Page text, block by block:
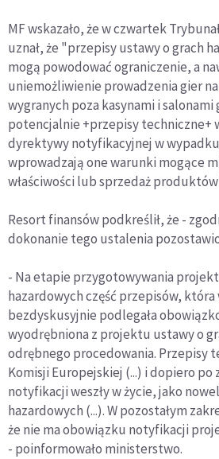
MF wskazało, że w czwartek
uznał, że "przepisy ustawy o grach
mogą powodować ograniczenie, a
uniemożliwienie prowadzenia gier
wygranych poza kasynami i salonami
potencjalnie +przepisy techniczne+
dyrektywy notyfikacyjnej w
wprowadzają one warunki mogące
właściwości lub sprzedaż
Resort finansów podkreślił, że -
dokonanie tego ustalenia
- Na etapie przygotowywania
hazardowych część przepisów,
bezdyskusyjnie podlegała
wyodrębniona z projektu ustawy o
odrębnego procedowania. Przepisy
Komisji Europejskiej (...) i dopiero po
notyfikacji weszły w życie, jako
hazardowych (...). W pozostałym
że nie ma obowiązku notyfikacji
- poinformowało ministerstwo.